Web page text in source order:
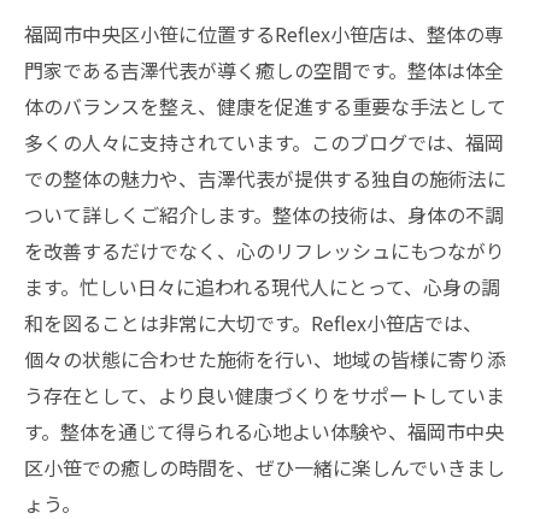
福岡市中央区小笹に位置するReflex小笹店は、整体の専
門家である吉澤代表が導く癒しの空間です。整体は体全
体のバランスを整え、健康を促進する重要な手法として
多くの人々に支持されています。このブログでは、福岡
での整体の魅力や、吉澤代表が提供する独自の施術法に
ついて詳しくご紹介します。整体の技術は、身体の不調
を改善するだけでなく、心のリフレッシュにもつながり
ます。忙しい日々に追われる現代人にとって、心身の調
和を図ることは非常に大切です。Reflex小笹店では、
個々の状態に合わせた施術を行い、地域の皆様に寄り添
う存在として、より良い健康づくりをサポートしていま
す。整体を通じて得られる心地よい体験や、福岡市中央
区小笹での癒しの時間を、ぜひ一緒に楽しんでいきまし
ょう。